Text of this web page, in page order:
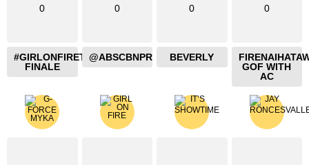
0
#GIRLONFIRETHEBLAZING
FINALE
0
@ABSCBNPR
0
BEVERLY
0
GOF WITH
AC